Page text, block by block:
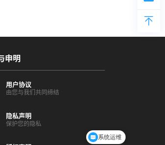
申明
用户协议
由您与我们共同缔结
隐私声明
保护您的隐私
系统运维